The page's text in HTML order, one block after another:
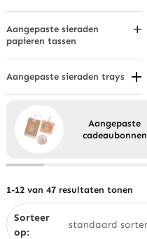
Sieradendisplays voor op het
Ladeorganisatoren
Hangende sieradenorganizers
Modulaire sieradenrekken
Draagbare sieradenorganizers
Aangepaste sieraden
papieren tassen
Op handvattype
Op materiaal of coating
Op maat
Aangepaste sieraden trays
Compartimentele
Lade-inzetstuk sieradenlades
Sieraden vitrines
Aangepaste
cadeaubonnen
1-12 van 47 resultaten tonen
Sorteer
op: